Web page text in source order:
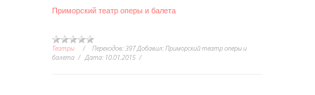
Приморский театр оперы и балета
Театры Переходов: 397Добавил:Приморский театр оперы и
балета
Дата: 10.01.2015